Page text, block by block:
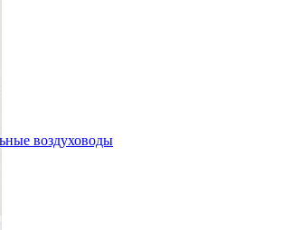
воздуховоды